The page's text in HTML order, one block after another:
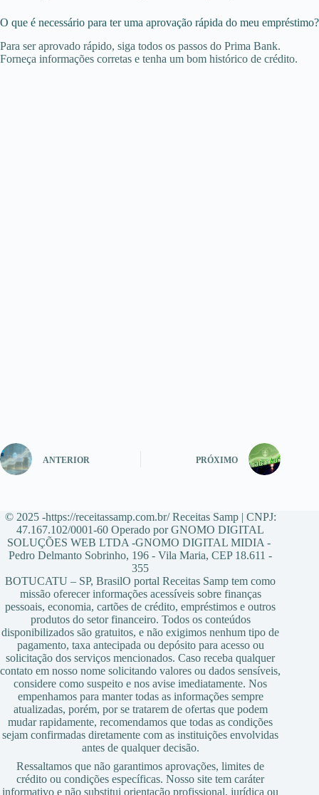
O que é necessário para ter uma aprovação rápida do meu empréstimo?
Para ser aprovado rápido, siga todos os passos do Prima Bank.
Forneça informações corretas e tenha um bom histórico de crédito.
ANTERIOR PRÓXIMO
© 2025 -https://receitassamp.com.br/ Receitas Samp | CNPJ:
47.167.102/0001-60 Operado por GNOMO DIGITAL
SOLUÇÕES WEB LTDA -GNOMO DIGITAL MIDIA -
Pedro Delmanto Sobrinho, 196 - Vila Maria, CEP 18.611 -
355
BOTUCATU – SP, BrasilO portal Receitas Samp tem como
missão oferecer informações acessíveis sobre finanças
pessoais, economia, cartões de crédito, empréstimos e outros
produtos do setor financeiro. Todos os conteúdos
disponibilizados são gratuitos, e não exigimos nenhum tipo de
pagamento, taxa antecipada ou depósito para acesso ou
solicitação dos serviços mencionados. Caso receba qualquer
contato em nosso nome solicitando valores ou dados sensíveis,
considere como suspeito e nos avise imediatamente. Nos
empenhamos para manter todas as informações sempre
atualizadas, porém, por se tratarem de ofertas que podem
mudar rapidamente, recomendamos que todas as condições
sejam confirmadas diretamente com as instituições envolvidas
antes de qualquer decisão.
Ressaltamos que não garantimos aprovações, limites de
crédito ou condições específicas. Nosso site tem caráter
informativo e não substitui orientação profissional, jurídica ou